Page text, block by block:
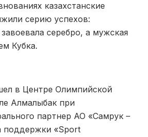
казахстанские
серию успехов:
серебро, а мужская
Кубка.
в Центре Олимпийской
Алмалыбак при
партнер АО «Самрук –
поддержки «Sport